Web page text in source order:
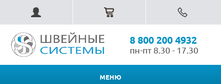
8 800 200 4932
пн-пт 8.30 - 17.30
МЕНЮ